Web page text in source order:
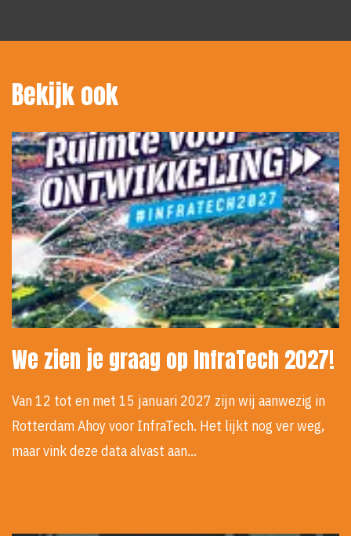
Bekijk ook
We zien je graag op InfraTech 2027!
Van 12 tot en met 15 januari 2027 zijn wij aanwezig in
Rotterdam Ahoy voor InfraTech. Het lijkt nog ver weg,
maar vink deze data alvast aan…